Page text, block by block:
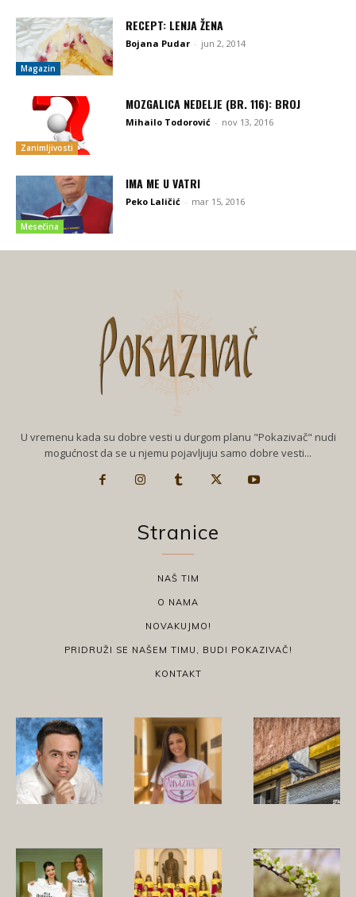
Magazin
RECEPT: LENJA ŽENA
Bojana Pudar - jun 2, 2014
Zanimljivosti
MOZGALICA NEDELJE (BR. 116): BROJ
Mihailo Todorović - nov 13, 2016
Mesečina
IMA ME U VATRI
Peko Laličić - mar 15, 2016
U vremenu kada su dobre vesti u durgom planu "Pokazivač" nudi
mogućnost da se u njemu pojavljuju samo dobre vesti...
Stranice
NAŠ TIM
O NAMA
NOVAKUJMO!
PRIDRUŽI SE NAŠEM TIMU, BUDI POKAZIVAČ!
KONTAKT